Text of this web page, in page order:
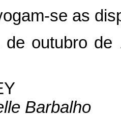
se as
outubro de
Barbalho